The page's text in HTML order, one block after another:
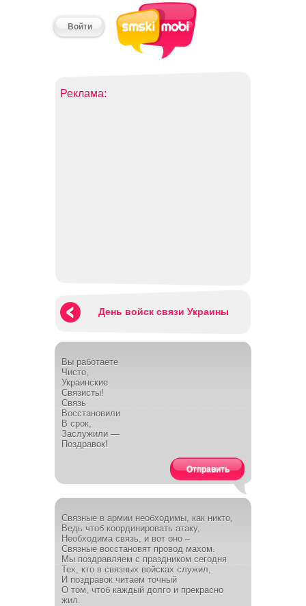
Войти
Реклама:
День войск связи Украины
Вы работаете
Чисто,
Украинские
Связисты!
Связь
Восстановили
В срок,
Заслужили —
Поздравок!
Отправить
Связные в армии необходимы, как никто,
Ведь чтоб координировать атаку,
Необходима связь, и вот оно –
Связные восстановят провод махом.
Мы поздравляем с праздником сегодня
Тех, кто в связных войсках служил,
И поздравок читаем точный
О том, чтоб каждый долго и прекрасно
жил.